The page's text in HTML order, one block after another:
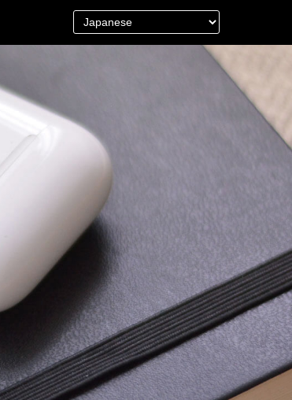
財布／カード、コインケース
財布以外の革製品
ステーショナリー
便利なアタッチメント／パーツ
ショルダーベルト／パット
ストラップ／ネックストラップ
カメラ用ストラップ
キーケース／キーホルダー
スマートキーケース
車／自転車／バイク
マスク関連商品